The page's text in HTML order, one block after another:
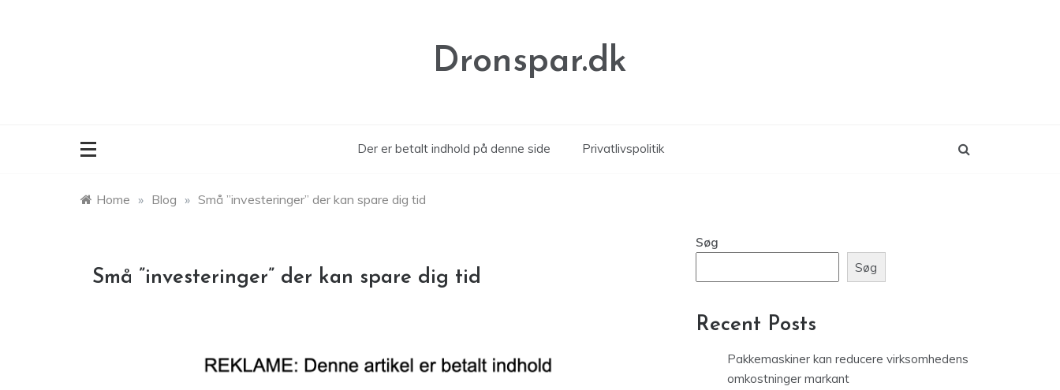
Dronspar.dk
Der er betalt indhold på denne side Privatlivspolitik
Home » Blog » Små ”investeringer” der kan spare dig tid
Små ”investeringer” der kan spare dig tid
Søg
Søg
Recent Posts
Pakkemaskiner kan reducere virksomhedens
omkostninger markant